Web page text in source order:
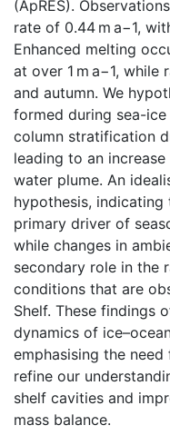
(ApRES).
rate of 0.44 m a−1,
Enhanced melting
at over 1 m a−1, while
and autumn. We
formed during sea-
column stratification
leading to an
water plume. An
hypothesis,
primary driver of
while changes in
secondary role in the
conditions that are
Shelf. These findings
dynamics of
emphasising the
refine our
shelf cavities and
mass balance.